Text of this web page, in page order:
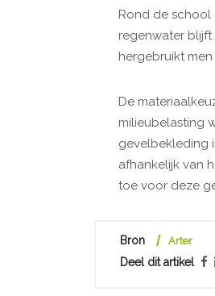
Rond de school
regenwater
hergebruikt
De
milieubelasting
gevelbekleding
afhankelijk van
toe voor deze
Bron Arter
Deel dit artikel